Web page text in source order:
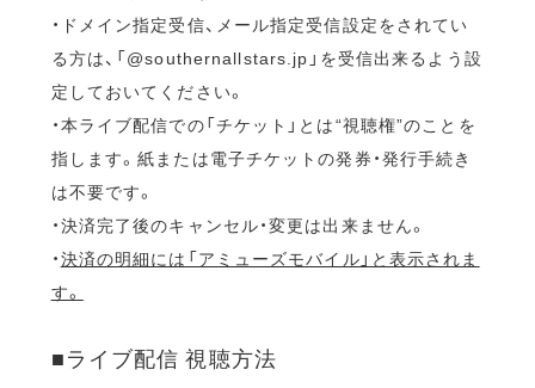
・ドメイン指定受信、メール指定受信設定をされてい
る方は、「@southernallstars.jp」を受信出来るよう設
定しておいてください。
・本ライブ配信での「チケット」とは“視聴権”のことを
指します。紙または電子チケットの発券・発行手続き
は不要です。
・決済完了後のキャンセル・変更は出来ません。
・決済の明細には「アミューズモバイル」と表示されま
す。
■ライブ配信 視聴方法